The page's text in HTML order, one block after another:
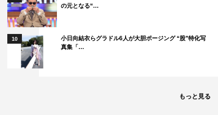
の元となる“…
10
小日向結衣らグラドル6人が大胆ポージング “股”特化写
真集「…
もっと見る